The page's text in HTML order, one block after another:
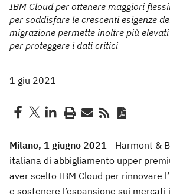
IBM Cloud per ottenere maggiori
per soddisfare le crescenti esigenze
migrazione permette inoltre più
per proteggere i dati critici
1 giu 2021
Milano, 1 giugno 2021 - Harmont &
italiana di abbigliamento upper
aver scelto IBM Cloud per rinnovare
e sostenere l’espansione sui